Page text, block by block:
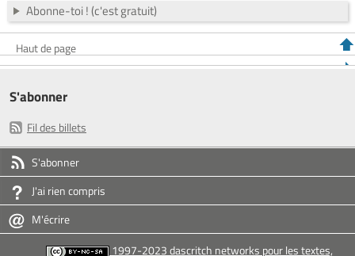
Abonne-toi ! (c'est gratuit)
Haut de page
S'abonner
Fil des billets
S'abonner
J'ai rien compris
M'écrire
1997-2023 dascritch networks pour les textes,